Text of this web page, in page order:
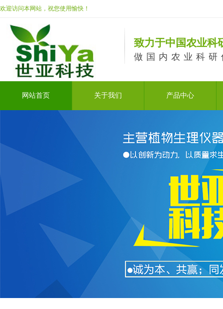
欢迎访问本网站，祝您使用愉快！
致力于中国农业科
做国内农业科
网站首页 关于我们 产品中心